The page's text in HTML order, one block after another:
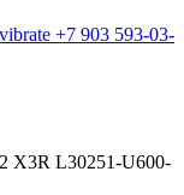
+7 903 593-03-
X3R L30251-U600-